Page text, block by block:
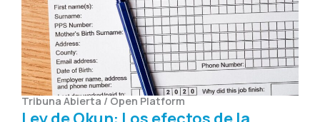
Tribuna Abierta / Open Platform